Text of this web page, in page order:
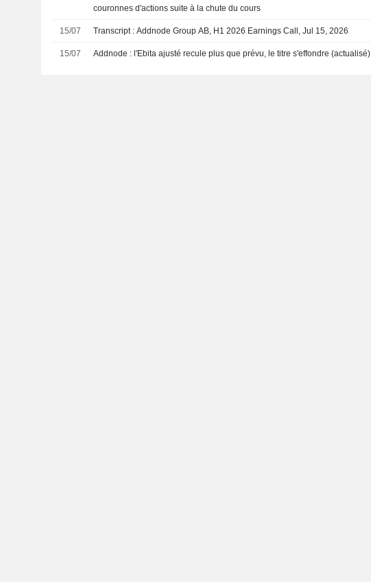
couronnes d'actions suite à la chute du cours
15/07 Transcript : Addnode Group AB, H1 2026 Earnings Call, Jul 15, 2026
15/07 Addnode : l'Ebita ajusté recule plus que prévu, le titre s'effondre (actualisé)